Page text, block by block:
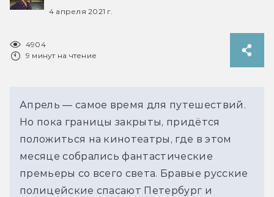
4 апреля 2021 г.
4904
9 минут на чтение
Апрель — самое время для путешествий.
Но пока границы закрыты, придётся
положиться на кинотеатры, где в этом
месяце собрались фантастические
премьеры со всего света. Бравые русские
полицейские спасают Петербург и